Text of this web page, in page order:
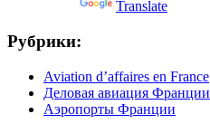
Translate
Рубрики:
Aviation d’affaires en France
Деловая авиация Франции
Аэропорты Франции